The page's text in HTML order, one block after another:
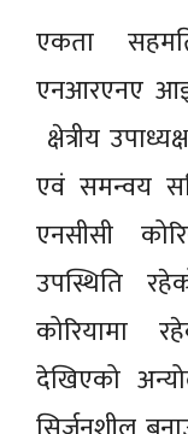
एकता
एनआरएनए
क्षेत्रीय
एवं समन्वय
एनसीसी
उपस्थिति
कोरियामा
देखिएको